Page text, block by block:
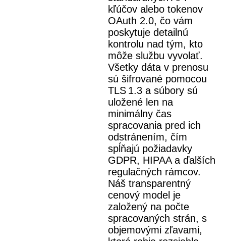
kľúčov alebo tokenov
OAuth 2.0, čo vám
poskytuje detailnú
kontrolu nad tým, kto
môže službu vyvolať.
Všetky dáta v prenosu
sú šifrované pomocou
TLS 1.3 a súbory sú
uložené len na
minimálny čas
spracovania pred ich
odstránením, čím
spĺňajú požiadavky
GDPR, HIPAA a ďalších
regulačných rámcov.
Náš transparentný
cenový model je
založený na počte
spracovaných strán, s
objemovými zľavami,